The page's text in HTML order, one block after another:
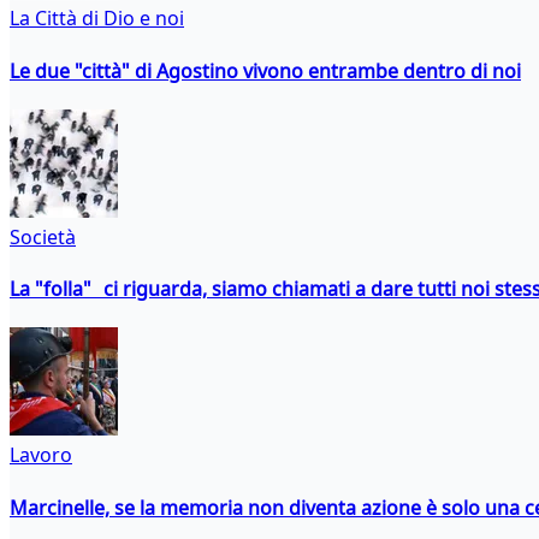
La Città di Dio e noi
Le due "città" di Agostino vivono entrambe dentro di noi
Società
La "folla" ci riguarda, siamo chiamati a dare tutti noi
Lavoro
Marcinelle, se la memoria non diventa azione è solo una